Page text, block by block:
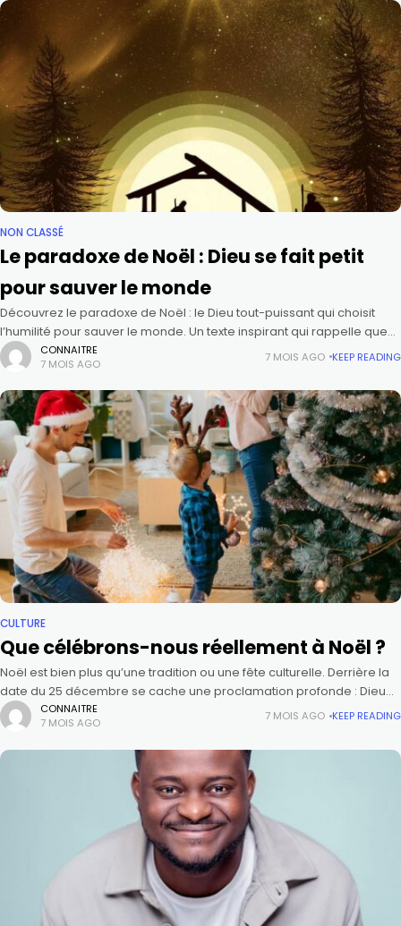
NON CLASSÉ
Le paradoxe de Noël : Dieu se fait petit
pour sauver le monde
Découvrez le paradoxe de Noël : le Dieu tout-puissant qui choisit
l’humilité pour sauver le monde. Un texte inspirant qui rappelle que
Jésus-Christ est venu dans nos vies pour illuminer
CONNAITRE
7 MOIS AGO
7 MOIS AGO KEEP READING
CULTURE
Que célébrons-nous réellement à Noël ?
Noël est bien plus qu’une tradition ou une fête culturelle. Derrière la
date du 25 décembre se cache une proclamation profonde : Dieu
est entré dans l’histoire en Jésus-Christ, la
CONNAITRE
7 MOIS AGO
7 MOIS AGO KEEP READING